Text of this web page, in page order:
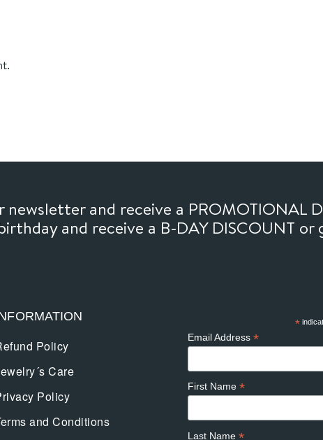
newsletter and receive a PROMOTIONAL
and receive a B-DAY DISCOUNT
Policy
Care
Policy
and Conditions
*
Email Address*
First Name*
Last Name